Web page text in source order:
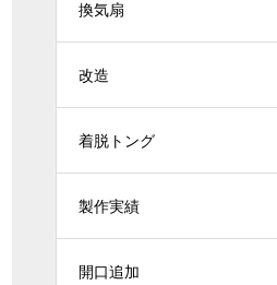
換気扇
改造
着脱トング
製作実績
開口追加